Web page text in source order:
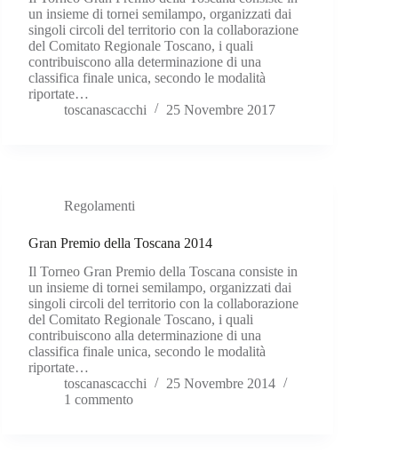
un insieme di tornei semilampo, organizzati dai
singoli circoli del territorio con la collaborazione
del Comitato Regionale Toscano, i quali
contribuiscono alla determinazione di una
classifica finale unica, secondo le modalità
riportate…
toscanascacchi
25 Novembre 2017
Regolamenti
Gran Premio della Toscana 2014
Il Torneo Gran Premio della Toscana consiste in
un insieme di tornei semilampo, organizzati dai
singoli circoli del territorio con la collaborazione
del Comitato Regionale Toscano, i quali
contribuiscono alla determinazione di una
classifica finale unica, secondo le modalità
riportate…
toscanascacchi
25 Novembre 2014
1 commento